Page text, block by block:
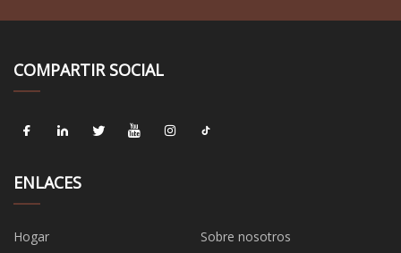
COMPARTIR SOCIAL
ENLACES
Hogar
Sobre nosotros